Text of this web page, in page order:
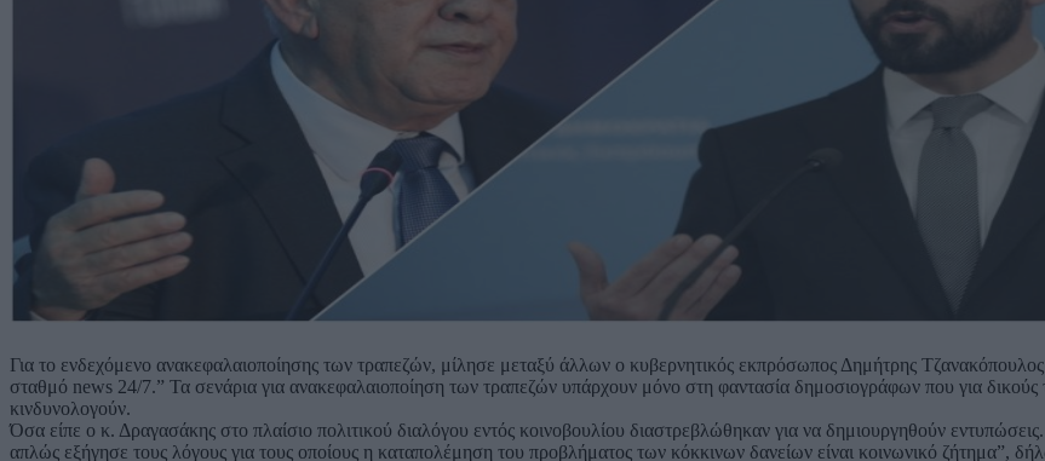
Για το ενδεχόμενο ανακεφαλαιοποίησης των τραπεζών, μίλησε μεταξύ άλλων ο κυβερνητικός εκπρόσωπος Δημήτρης
σταθμό news 24/7.” Τα σενάρια για ανακεφαλαιοποίηση των τραπεζών υπάρχουν μόνο στη φαντασία δημοσιογράφων που για δικούς
κινδυνολογούν.
Όσα είπε ο κ. Δραγασάκης στο πλαίσιο πολιτικού διαλόγου εντός κοινοβουλίου διαστρεβλώθηκαν για να δημιουργηθούν
απλώς εξήγησε τους λόγους για τους οποίους η καταπολέμηση του προβλήματος των κόκκινων δανείων είναι κοινωνικό ζήτημα”,